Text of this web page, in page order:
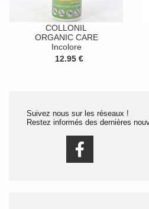
COLLONIL
ORGANIC CARE
Incolore
12.95 €
Suivez nous sur les réseaux !
Restez informés des dernières